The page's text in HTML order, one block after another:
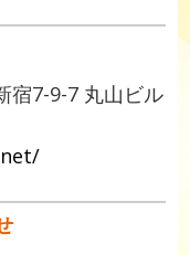
7-9-7 丸山ビル